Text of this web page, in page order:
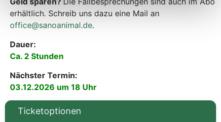
erhältlich. Schreib uns dazu eine Mail an
office@sanoanimal.de.
Dauer:
Ca. 2 Stunden
Nächster Termin:
03.12.2026 um 18 Uhr
Ticketoptionen